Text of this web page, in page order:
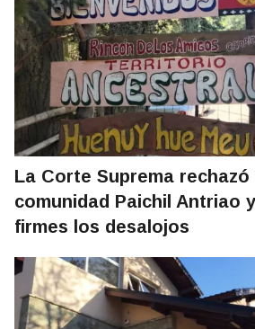
La Corte Suprema
comunidad Paichil Antriao
firmes los desalojos